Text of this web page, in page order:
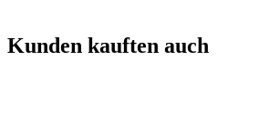
Kunden kauften auch